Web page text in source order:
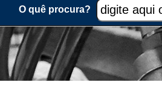
O quê procura?